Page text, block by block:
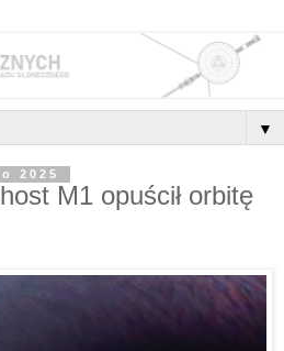
▼
2025
M1 opuścił orbitę